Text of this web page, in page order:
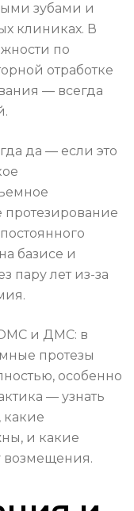
зубами и
клиниках. В
по
отработке
— всегда
да — если это
базисе и
пару лет из-за
и ДМС: в
протезы
особенно
— узнать
какие
и какие
возмещения.